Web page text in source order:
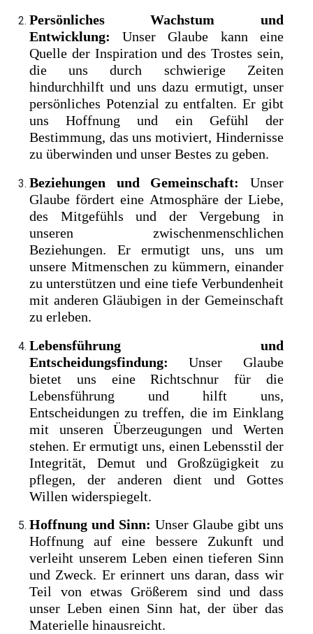
Persönliches Wachstum und
Entwicklung: Unser Glaube kann eine
Quelle der Inspiration und des Trostes sein,
die uns durch schwierige Zeiten
hindurchhilft und uns dazu ermutigt, unser
persönliches Potenzial zu entfalten. Er gibt
uns Hoffnung und ein Gefühl der
Bestimmung, das uns motiviert, Hindernisse
zu überwinden und unser Bestes zu geben.
Beziehungen und Gemeinschaft:
Unser
Glaube fördert eine Atmosphäre der Liebe,
des Mitgefühls und der Vergebung in
unseren zwischenmenschlichen
Beziehungen. Er ermutigt uns, uns um
unsere Mitmenschen zu kümmern, einander
zu unterstützen und eine tiefe Verbundenheit
mit anderen Gläubigen in der Gemeinschaft
zu erleben.
Lebensführung und
Entscheidungsfindung: Unser Glaube
bietet uns eine Richtschnur für die
Lebensführung und hilft uns,
Entscheidungen zu treffen, die im Einklang
mit unseren Überzeugungen und Werten
stehen. Er ermutigt uns, einen Lebensstil der
Integrität, Demut und Großzügigkeit zu
pflegen, der anderen dient und Gottes
Willen widerspiegelt.
Hoffnung und Sinn: Unser Glaube gibt uns
Hoffnung auf eine bessere Zukunft und
verleiht unserem Leben einen tieferen Sinn
und Zweck. Er erinnert uns daran, dass wir
Teil von etwas Größerem sind und dass
unser Leben einen Sinn hat, der über das
Materielle hinausreicht.